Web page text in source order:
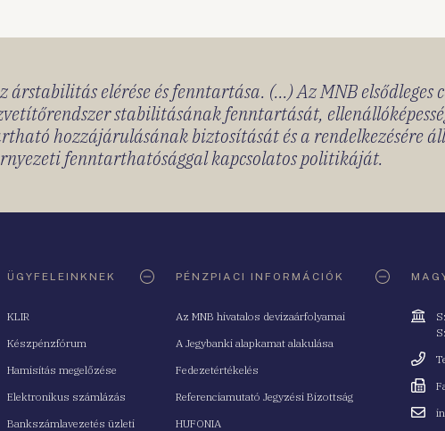
árstabilitás elérése és fenntartása. (...) Az MNB elsődleges
stabilitásának fenntartását,
hozzájárulásának biztosítását és a rendelkezésére
fenntarthatósággal kapcsolatos politikáját.
ÜGYFELEINKNEK
KLIR
Készpénzfórum
Hamisítás megelőzése
Elektronikus számlázás
Bankszámlavezetés üzleti
PÉNZPIACI INFORMÁCIÓK
Az MNB hivatalos devizaárfolyamai
A Jegybanki alapkamat alakulása
Fedezetértékelés
Referenciamutató Jegyzési Bizottság
HUFONIA
Cím
Fax
Email